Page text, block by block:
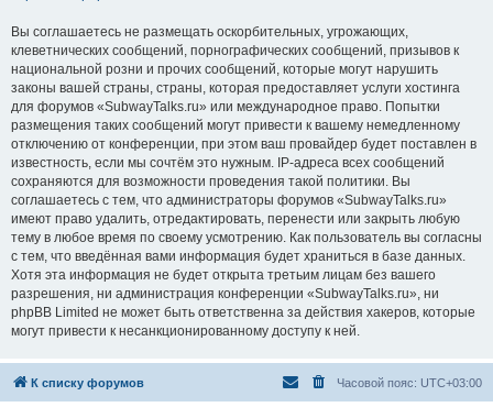
Вы соглашаетесь не размещать оскорбительных, угрожающих,
клеветнических сообщений, порнографических сообщений, призывов к
национальной розни и прочих сообщений, которые могут нарушить
законы вашей страны, страны, которая предоставляет услуги хостинга
для форумов «SubwayTalks.ru» или международное право. Попытки
размещения таких сообщений могут привести к вашему немедленному
отключению от конференции, при этом ваш провайдер будет поставлен в
известность, если мы сочтём это нужным. IP-адреса всех сообщений
сохраняются для возможности проведения такой политики. Вы
соглашаетесь с тем, что администраторы форумов «SubwayTalks.ru»
имеют право удалить, отредактировать, перенести или закрыть любую
тему в любое время по своему усмотрению. Как пользователь вы согласны
с тем, что введённая вами информация будет храниться в базе данных.
Хотя эта информация не будет открыта третьим лицам без вашего
разрешения, ни администрация конференции «SubwayTalks.ru», ни
phpBB Limited не может быть ответственна за действия хакеров, которые
могут привести к несанкционированному доступу к ней.
К списку форумов Часовой пояс: UTC+03:00